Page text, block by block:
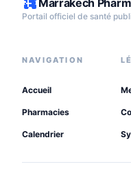
Marrakech
Portail officiel de santé
NAVIGATION
Accueil
Pharmacies
Calendrier